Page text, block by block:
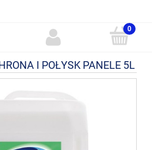
I POŁYSK PANELE 5L